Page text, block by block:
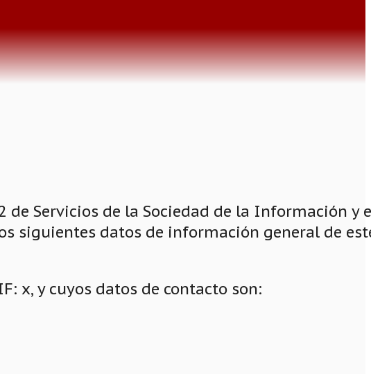
Servicios de la Sociedad de la Información y
siguientes datos de información general de
x, y cuyos datos de contacto son: